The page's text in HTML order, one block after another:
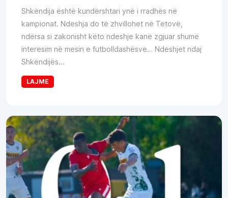
Shkëndija është kundërshtari ynë i rradhës në
kampionat. Ndeshja do të zhvillohet në Tetovë,
ndërsa si zakonisht këto ndeshje kanë zgjuar shumë
interesim në mesin e futbolldashësve… Ndeshjet ndaj
Shkëndijës...
LAJME